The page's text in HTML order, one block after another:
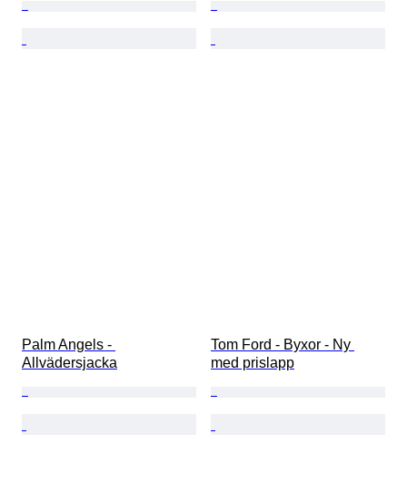
Palm Angels -
Allvädersjacka
Tom Ford - Byxor - Ny
med prislapp